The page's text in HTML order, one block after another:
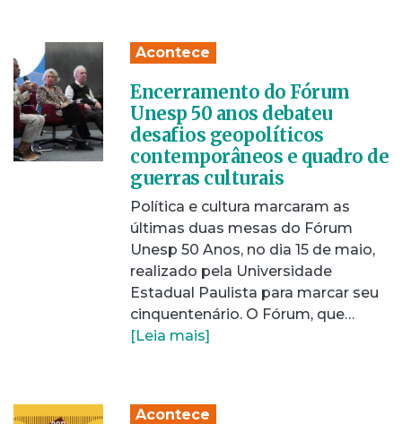
Acontece
Encerramento do Fórum
Unesp 50 anos debateu
desafios geopolíticos
contemporâneos e quadro de
guerras culturais
Política e cultura marcaram as
últimas duas mesas do Fórum
Unesp 50 Anos, no dia 15 de maio,
realizado pela Universidade
Estadual Paulista para marcar seu
cinquentenário. O Fórum, que…
[Leia mais]
Acontece